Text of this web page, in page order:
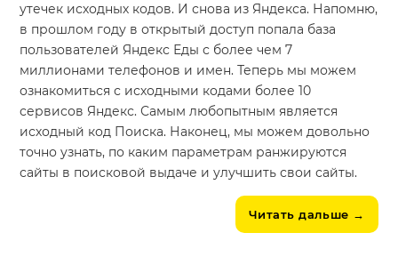
утечек исходных кодов. И снова из Яндекса. Напомню,
в прошлом году в открытый доступ попала база
пользователей Яндекс Еды с более чем 7
миллионами телефонов и имен. Теперь мы можем
ознакомиться с исходными кодами более 10
сервисов Яндекс. Самым любопытным является
исходный код Поиска. Наконец, мы можем довольно
точно узнать, по каким параметрам ранжируются
сайты в поисковой выдаче и улучшить свои сайты.
Читать дальше →